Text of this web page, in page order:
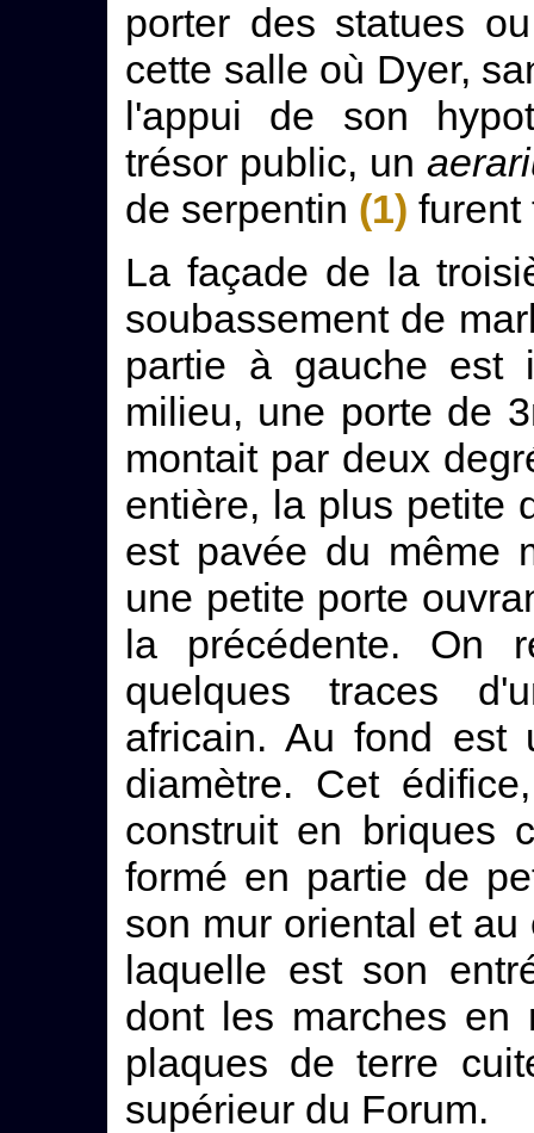
porter des statues
cette salle où Dyer,
l'appui de son
trésor public, un
de serpentin (1) furent
La façade de la
soubassement de
partie à gauche est
milieu, une porte de
montait par deux
entière, la plus petite
est pavée du même
une petite porte
la précédente. On
quelques traces
africain. Au fond est
diamètre. Cet
construit en briques
formé en partie de
son mur oriental et
laquelle est son
dont les marches en
plaques de terre
supérieur du Forum.